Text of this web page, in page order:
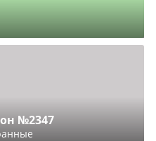
№2347